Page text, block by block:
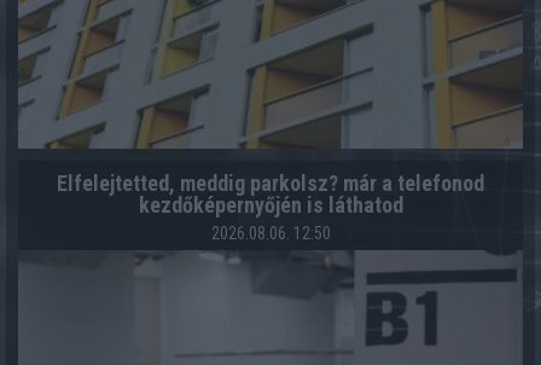
Elfelejtetted, meddig parkolsz? már a telefonod
kezdőképernyőjén is láthatod
2026.08.06. 12:50